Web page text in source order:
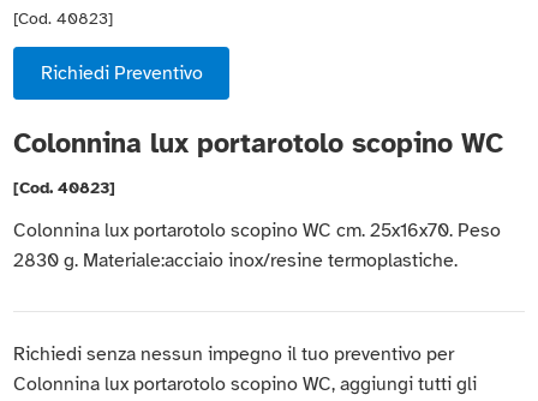
[Cod. 40823]
Richiedi Preventivo
Colonnina lux portarotolo scopino WC
[Cod. 40823]
Colonnina lux portarotolo scopino WC cm. 25x16x70. Peso
2830 g. Materiale:acciaio inox/resine termoplastiche.
Richiedi senza nessun impegno il tuo preventivo per
Colonnina lux portarotolo scopino WC, aggiungi tutti gli